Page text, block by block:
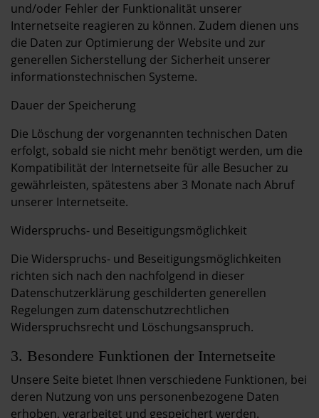
und/oder Fehler der Funktionalität unserer
Internetseite reagieren zu können. Zudem dienen uns
die Daten zur Optimierung der Website und zur
generellen Sicherstellung der Sicherheit unserer
informationstechnischen Systeme.
Dauer der Speicherung
Die Löschung der vorgenannten technischen Daten
erfolgt, sobald sie nicht mehr benötigt werden, um die
Kompatibilität der Internetseite für alle Besucher zu
gewährleisten, spätestens aber 3 Monate nach Abruf
unserer Internetseite.
Widerspruchs- und Beseitigungsmöglichkeit
Die Widerspruchs- und Beseitigungsmöglichkeiten
richten sich nach den nachfolgend in dieser
Datenschutzerklärung geschilderten generellen
Regelungen zum datenschutzrechtlichen
Widerspruchsrecht und Löschungsanspruch.
3. Besondere Funktionen der Internetseite
Unsere Seite bietet Ihnen verschiedene Funktionen, bei
deren Nutzung von uns personenbezogene Daten
erhoben, verarbeitet und gespeichert werden.